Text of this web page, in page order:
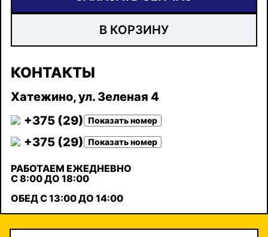
В КОРЗИНУ
КОНТАКТЫ
Хатежино, ул. Зеленая 4
+375 (29) Показать номер
+375 (29) Показать номер
РАБОТАЕМ ЕЖЕДНЕВНО
С 8:00 ДО 18:00
ОБЕД С 13:00 ДО 14:00